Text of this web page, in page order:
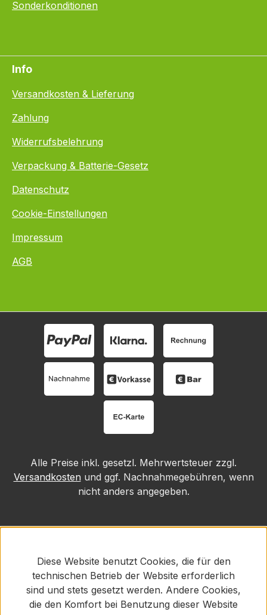
Sonderkonditionen
Info
Versandkosten & Lieferung
Zahlung
Widerrufsbelehrung
Verpackung & Batterie-Gesetz
Datenschutz
Cookie-Einstellungen
Impressum
AGB
Alle Preise inkl. gesetzl. Mehrwertsteuer zzgl.
Versandkosten und ggf. Nachnahmegebühren, wenn
nicht anders angegeben.
Diese Website benutzt Cookies, die für den
technischen Betrieb der Website erforderlich
sind und stets gesetzt werden. Andere Cookies,
die den Komfort bei Benutzung dieser Website